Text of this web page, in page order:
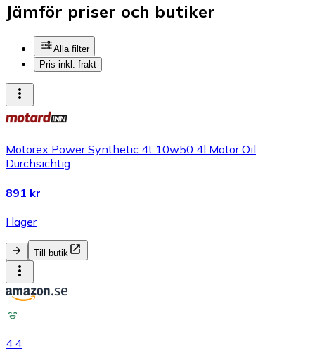
Jämför priser och butiker
Alla filter
Pris inkl. frakt
Motorex Power Synthetic 4t 10w50 4l Motor Oil
Durchsichtig
891 kr
I lager
Till butik
4.4